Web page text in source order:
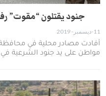
جنود يقتلون “مقوت”
11-ديسمبر- 2019
أفادت مصادر محلية في محافظة
مواطن على يد جنود الشرعية